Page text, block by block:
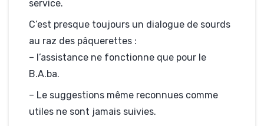
service.
C’est presque toujours un dialogue de sourds
au raz des pâquerettes :
– l’assistance ne fonctionne que pour le
B.A.ba.
– Le suggestions même reconnues comme
utiles ne sont jamais suivies.